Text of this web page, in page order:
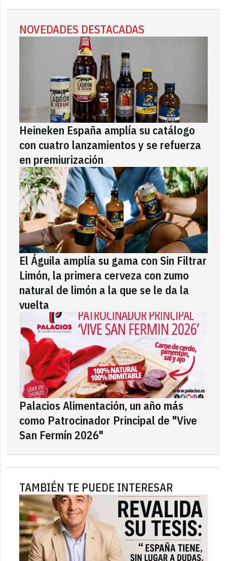
NOVEDADES DESTACADAS
Heineken España amplía su catálogo
con cuatro lanzamientos y se refuerza
en premiurización
El Águila amplía su gama con Sin Filtrar
Limón, la primera cerveza con zumo
natural de limón a la que se le da la
vuelta
Palacios Alimentación, un año más
como Patrocinador Principal de "Vive
San Fermín 2026"
TAMBIÉN TE PUEDE INTERESAR